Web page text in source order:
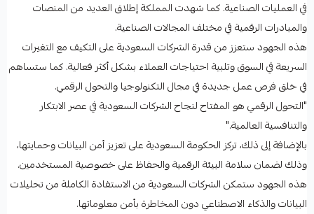
في العمليات الصناعية. كما شهدت المملكة إطلاق العديد من المنصات
والمبادرات الرقمية في مختلف المجالات الصناعية.
هذه الجهود ستعزز من قدرة الشركات السعودية على التكيف مع التغيرات
السريعة في السوق وتلبية احتياجات العملاء بشكل أكثر فعالية. كما ستساهم
في خلق فرص عمل جديدة في مجال التكنولوجيا والتحول الرقمي.
"التحول الرقمي هو المفتاح لنجاح الشركات السعودية في عصر الابتكار
والتنافسية العالمية."
بالإضافة إلى ذلك، تركز الحكومة السعودية على تعزيز أمن البيانات وحمايتها،
وذلك لضمان سلامة البيئة الرقمية والحفاظ على خصوصية المستخدمين.
هذه الجهود ستمكن الشركات السعودية من الاستفادة الكاملة من تحليلات
البيانات والذكاء الاصطناعي دون المخاطرة بأمن معلوماتها.